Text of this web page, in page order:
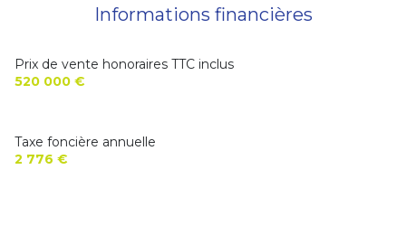
Informations financières
Prix de vente honoraires TTC inclus
520 000 €
Taxe foncière annuelle
2 776 €